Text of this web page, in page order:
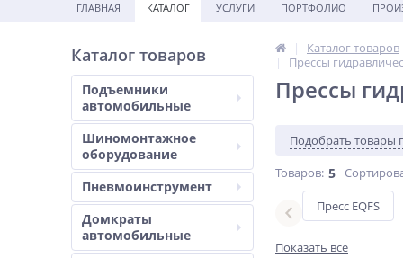
ГЛАВНАЯ КАТАЛОГ УСЛУГИ ПОРТФОЛИО
Каталог товаров
Подъемники
автомобильные
Шиномонтажное
оборудование
Пневмоинструмент
Домкраты
автомобильные
Каталог товаров
Прессы
Прессы
Подобрать товары
Товаров: 5
с ножным приводом Пресс EQFS
Показать все